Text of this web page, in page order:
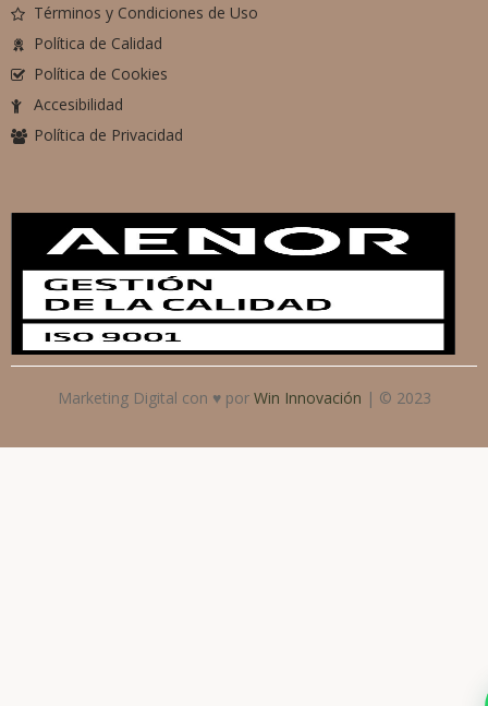
Términos y Condiciones de Uso
Política de Calidad
Política de Cookies
Accesibilidad
Política de Privacidad
Marketing Digital con ♥ por Win Innovación | © 2023